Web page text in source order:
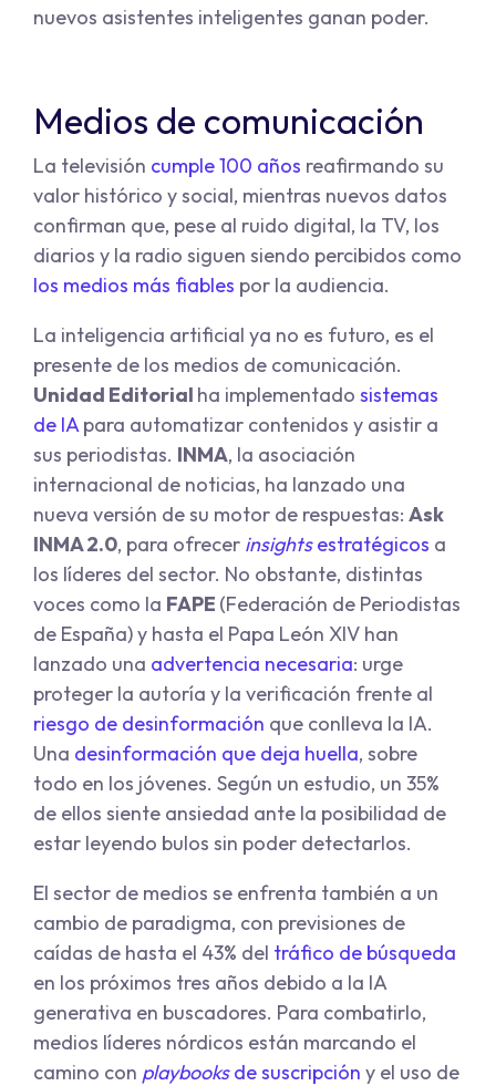
nuevos asistentes inteligentes ganan poder.
Medios de comunicación
La televisión cumple 100 años reafirmando su
valor histórico y social, mientras nuevos datos
confirman que, pese al ruido digital, la TV, los
diarios y la radio siguen siendo percibidos como
los medios más fiables por la audiencia.
La inteligencia artificial ya no es futuro, es el
presente de los medios de comunicación.
Unidad Editorial ha implementado sistemas
de IApara automatizar contenidos y asistir a
sus periodistas. INMA, la asociación
internacional de noticias, ha lanzado una
nueva versión de su motor de respuestas: Ask
INMA 2.0, para ofrecer insightsestratégicos a
los líderes del sector. No obstante, distintas
voces como la FAPE (Federación de Periodistas
de España) y hasta el Papa León XIV han
lanzado una advertencia necesaria: urge
proteger la autoría y la verificación frente al
riesgo de desinformación que conlleva la IA.
Una desinformación que deja huella, sobre
todo en los jóvenes. Según un estudio, un 35%
de ellos siente ansiedad ante la posibilidad de
estar leyendo bulos sin poder detectarlos.
El sector de medios se enfrenta también a un
cambio de paradigma, con previsiones de
caídas de hasta el 43% del tráfico de búsqueda
en los próximos tres años debido a la IA
generativa en buscadores. Para combatirlo,
medios líderes nórdicos están marcando el
camino con playbooksde suscripción y el uso de